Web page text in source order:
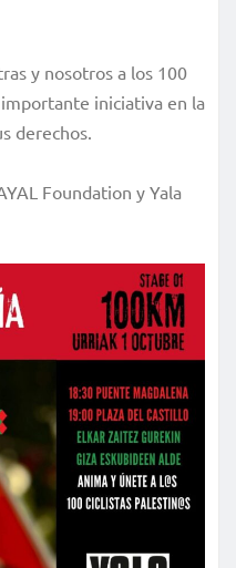
y nosotros a los 100
iniciativa en la
derechos.
Foundation y Yala